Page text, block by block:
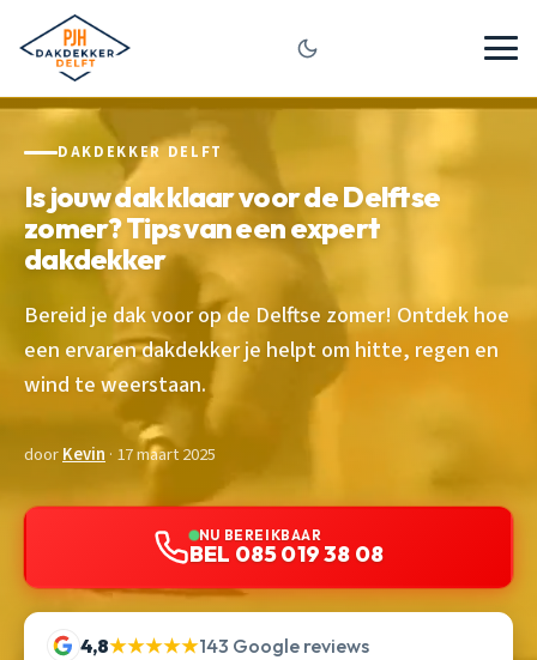
DAKDEKKER DELFT
Is jouw dak klaar voor de Delftse
zomer? Tips van een expert
dakdekker
Bereid je dak voor op de Delftse zomer! Ontdek hoe
een ervaren dakdekker je helpt om hitte, regen en
wind te weerstaan.
doorKevin · 17 maart 2025
NU BEREIKBAAR
BEL 085 019 38 08
4,8★★★★★143 Google reviews